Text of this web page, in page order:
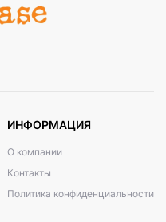
ИНФОРМАЦИЯ
О компании
Контакты
Политика конфиденциальности